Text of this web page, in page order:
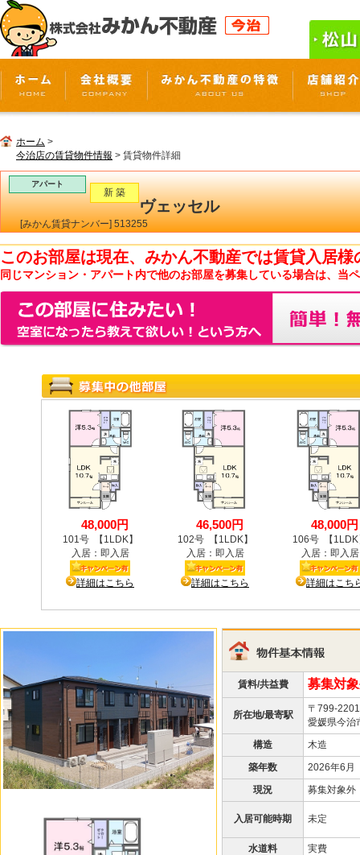
ホーム >
今治店の賃貸物件情報 > 賃貸物件詳細
アパート
新 築
ヴェッセル
[みかん賃貸ナンバー] 513255
このお部屋は現在、みかん不動産では賃貸入居
同じマンション・アパート内で他のお部屋を募集している場合は、当
賃料/共益費 募集対
所在地/最寄駅
〒799-2201
愛媛県今治
構造
木造
築年数
2026年6
現況
募集対象外
入居可能時期 未定
水道料
実費